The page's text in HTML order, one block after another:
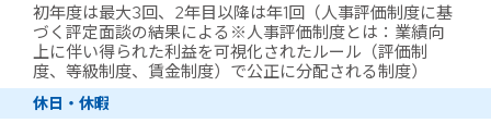
初年度は最大3回、2年目以降は年1回（人事評価制度に基
づく評定面談の結果による※人事評価制度とは：業績向
上に伴い得られた利益を可視化されたルール（評価制
度、等級制度、賃金制度）で公正に分配される制度）
休日・休暇